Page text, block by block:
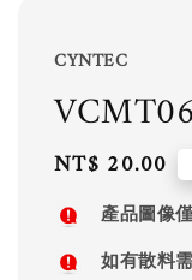
CYNTEC
Regular
price
NT$ 20.00
產品圖像
如有散料